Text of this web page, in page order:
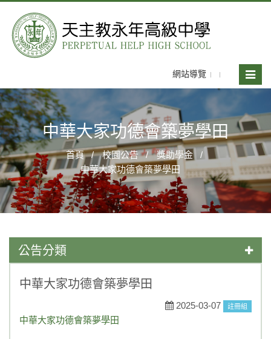
網站導覽
Toggle
中華大家功德會築夢學田
首頁 校園公告
獎助學金
中華大家功德會築夢學田
公告分類
學藝競試
中華大家功德會築夢學田
2025-03-07 註冊組
中華大家功德會築夢學田